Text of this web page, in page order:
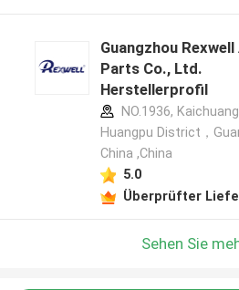
Guangzhou
Parts Co., Ltd.
Herstellerprofil
NO.1936,
Huangpu District，
China ,China
5.0
Überprüfter
Sehen Sie